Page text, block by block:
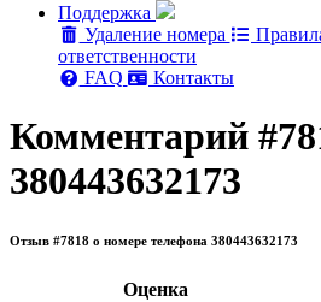
Поддержка
Удаление номера
ответственности
FAQ
Контакты
Комментарий
380443632173
Отзыв #7818 о номере телефона 380443632173
Oценка